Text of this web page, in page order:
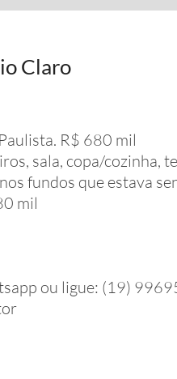
Claro
R$ 680 mil
sala, copa/cozinha,
fundos que estava
mil
ou ligue: (19)